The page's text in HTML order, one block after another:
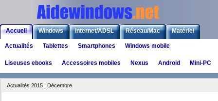
Accueil Windows Internet/ADSL Réseau/Mac Matériel
Logiciels Liens Jeux
Actualités Tablettes Smartphones Windows mobile
Liseuses ebooks Accessoires mobiles Nexus Android Mini-PC
Actualités 2015 : Décembre